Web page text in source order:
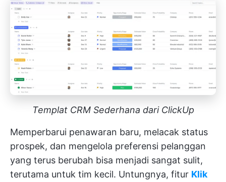
Templat CRM Sederhana dari ClickUp
Memperbarui penawaran baru, melacak status
prospek, dan mengelola preferensi pelanggan
yang terus berubah bisa menjadi sangat sulit,
terutama untuk tim kecil. Untungnya, fitur Klik